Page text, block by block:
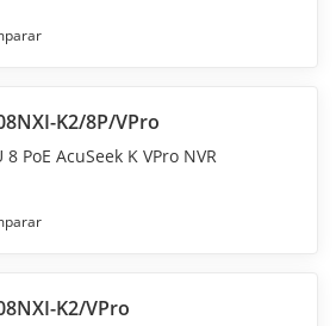
K2/8P/VPro
8 PoE AcuSeek K VPro NVR
K2/VPro